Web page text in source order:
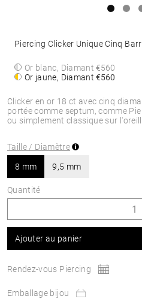
Clicker en or 18 ct avec cinq
portée comme septum, comme
ou simplement classique sur
Piercing Clicker Unique Cinq
Or blanc, Diamant€560
Or jaune, Diamant€560
Taille / Diamètre
8 mm 9,5 mm
Quantité
Ajouter au panier
Rendez-vous Piercing
Emballage bijou